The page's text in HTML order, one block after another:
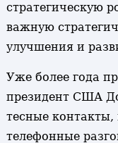
стратегическую
важную
улучшения и
Уже более года
президент США
тесные
телефонные